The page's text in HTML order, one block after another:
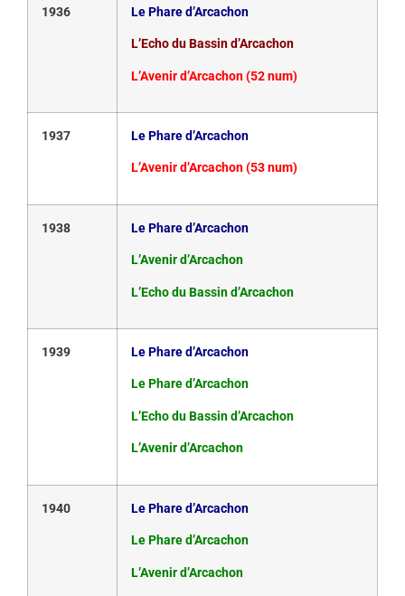
1936 Le Phare d’Arcachon
L’Echo du Bassin d’Arcachon
L’Avenir d’Arcachon (52 num)
1937 Le Phare d’Arcachon
L’Avenir d’Arcachon (53 num)
1938 Le Phare d’Arcachon
L’Avenir d’Arcachon
L’Echo du Bassin d’Arcachon
1939 Le Phare d’Arcachon
Le Phare d’Arcachon
L’Echo du Bassin d’Arcachon
L’Avenir d’Arcachon
1940 Le Phare d’Arcachon
Le Phare d’Arcachon
L’Avenir d’Arcachon